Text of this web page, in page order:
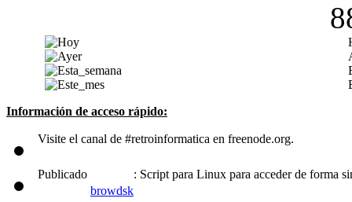
Información de acceso rápido:
Visite el canal de #retroinformatica en freenode.org.
Publicado browdsk: Script para Linux para acceder de forma